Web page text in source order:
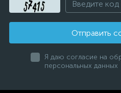
Отправить
Я даю согласие на
персональных данных